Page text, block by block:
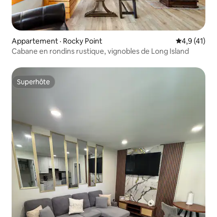
Appartement · Rocky Point Note
4,9 (41)
Cabane en rondins rustique, vignobles de Long Island
Superhôte
Superhôte